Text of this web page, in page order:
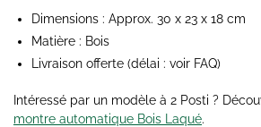
Dimensions : Approx. 30 x 23 x 18 cm
Matière : Bois
Livraison offerte (délai : voir FAQ)
Intéressé par un modèle à 2 Posti ?
montre automatique Bois Laqué.